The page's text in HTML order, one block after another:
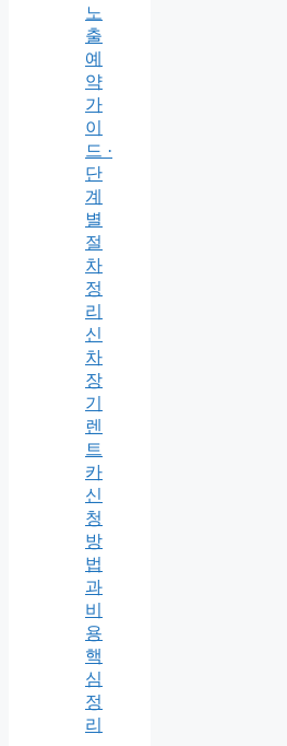
노
출
예
약
가
이
드 ·
단
계
별
절
차
정
리
신
차
장
기
렌
트
카
신
청
방
법
과
비
용
핵
심
정
리